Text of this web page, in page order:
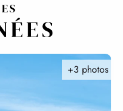
+3 photos